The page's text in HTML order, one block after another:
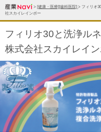
> [健康・医療][歯科医院] > フィリオ
社スカイレインボー
フィリオ30と洗浄ル
株式会社スカイレイ